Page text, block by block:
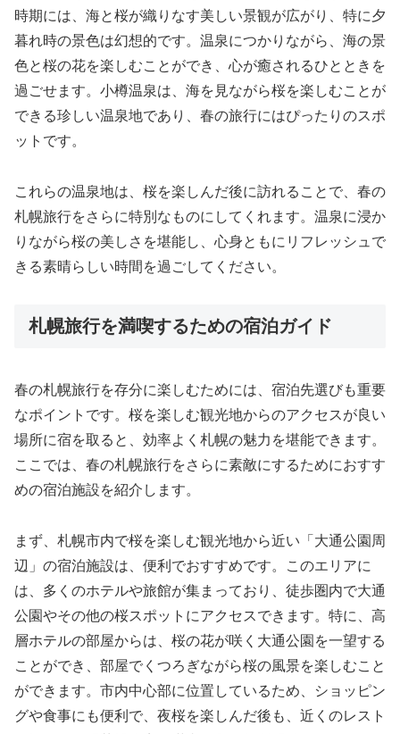
時期には、海と桜が織りなす美しい景観が広がり、特に夕
暮れ時の景色は幻想的です。温泉につかりながら、海の景
色と桜の花を楽しむことができ、心が癒されるひとときを
過ごせます。小樽温泉は、海を見ながら桜を楽しむことが
できる珍しい温泉地であり、春の旅行にはぴったりのスポ
ットです。
これらの温泉地は、桜を楽しんだ後に訪れることで、春の
札幌旅行をさらに特別なものにしてくれます。温泉に浸か
りながら桜の美しさを堪能し、心身ともにリフレッシュで
きる素晴らしい時間を過ごしてください。
札幌旅行を満喫するための宿泊ガイド
春の札幌旅行を存分に楽しむためには、宿泊先選びも重要
なポイントです。桜を楽しむ観光地からのアクセスが良い
場所に宿を取ると、効率よく札幌の魅力を堪能できます。
ここでは、春の札幌旅行をさらに素敵にするためにおすす
めの宿泊施設を紹介します。
まず、札幌市内で桜を楽しむ観光地から近い「大通公園周
辺」の宿泊施設は、便利でおすすめです。このエリアに
は、多くのホテルや旅館が集まっており、徒歩圏内で大通
公園やその他の桜スポットにアクセスできます。特に、高
層ホテルの部屋からは、桜の花が咲く大通公園を一望する
ことができ、部屋でくつろぎながら桜の風景を楽しむこと
ができます。市内中心部に位置しているため、ショッピン
グや食事にも便利で、夜桜を楽しんだ後も、近くのレスト